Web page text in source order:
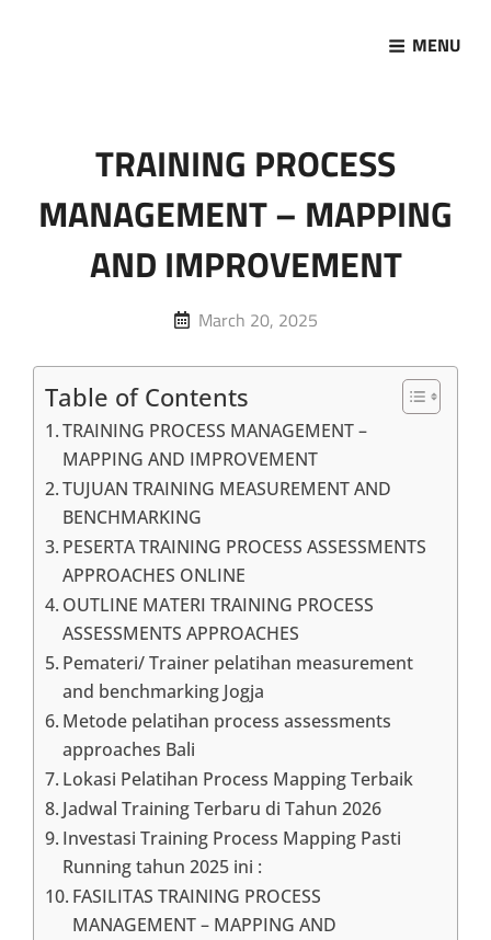
MENU
TRAINING PROCESS
MANAGEMENT – MAPPING
AND IMPROVEMENT
Posted
March 20, 2025
Table of Contents
TRAINING PROCESS MANAGEMENT –
MAPPING AND IMPROVEMENT
TUJUAN TRAINING MEASUREMENT AND
BENCHMARKING
PESERTA TRAINING PROCESS ASSESSMENTS
APPROACHES ONLINE
OUTLINE MATERI TRAINING PROCESS
ASSESSMENTS APPROACHES
Pemateri/ Trainer pelatihan measurement
and benchmarking Jogja
Metode pelatihan process assessments
approaches Bali
Lokasi Pelatihan Process Mapping Terbaik
Jadwal Training Terbaru di Tahun 2026
Investasi Training Process Mapping Pasti
Running tahun 2025 ini :
FASILITAS TRAINING PROCESS
MANAGEMENT – MAPPING AND